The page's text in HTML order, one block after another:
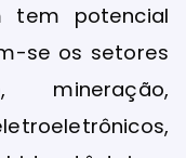
tem potencial
se os setores
mineração,